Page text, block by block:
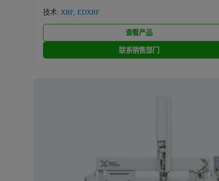
技术: XRF,EDXRF
查看产品
联系销售部门